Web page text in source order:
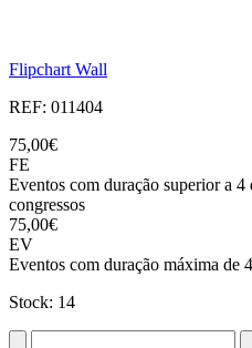
Flipchart Wall
REF: 011404
75,00€
FE
Eventos com duração superior a 4
congressos
75,00€
EV
Eventos com duração máxima de
Stock: 14